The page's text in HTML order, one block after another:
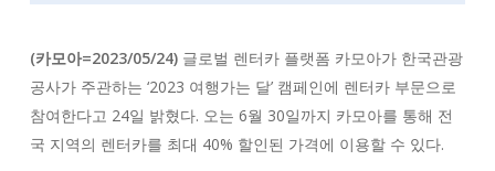
(카모아=2023/05/24)글로벌 렌터카 플랫폼 카모아가 한국관광
공사가 주관하는 ‘2023 여행가는 달’ 캠페인에 렌터카 부문으로
참여한다고 24일 밝혔다. 오는 6월 30일까지 카모아를 통해 전
국 지역의 렌터카를 최대 40% 할인된 가격에 이용할 수 있다.